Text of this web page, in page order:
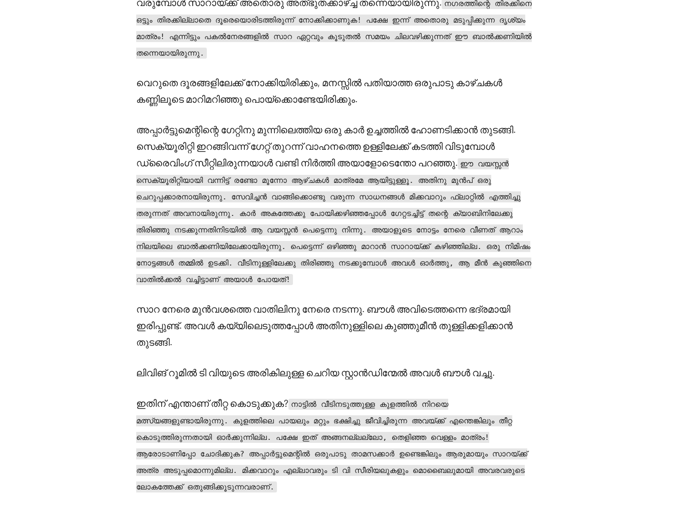
നഗരത്തിന്റെ തിരക്കിനെ
ഒട്ടും തിരക്കില്ലാതെ ദൂരെയൊരിടത്തിരുന്ന് നോക്കിക്കാണുക! പക്ഷേ ഇന്ന് അതൊരു മടുപ്പിക്കുന്ന ദൃശ്യം
മാത്രം! എന്നിട്ടും പകൽനേരങ്ങളിൽ സാറ ഏറ്റവും കൂടുതൽ സമയം ചിലവഴിക്കുന്നത് ഈ ബാൽക്കണിയിൽ
തന്നെയായിരുന്നു.
വെറുതെ ദൂരങ്ങളിലേക്ക് നോക്കിയിരിക്കും, മനസ്സിൽ പതിയാത്ത ഒരുപാടു കാഴ്ചകൾ
കണ്ണിലൂടെ മാറിമറിഞ്ഞു പൊയ്ക്കൊണ്ടേയിരിക്കും.
അപ്പാർട്ടുമെന്റിന്റെ ഗേറ്റിനു മുന്നിലെത്തിയ ഒരു കാർ ഉച്ചത്തിൽ ഹോണടിക്കാൻ തുടങ്ങി.
സെക്യൂരിറ്റി ഇറങ്ങിവന്ന് ഗേറ്റ് തുറന്ന് വാഹനത്തെ ഉള്ളിലേക്ക് കടത്തി വിടുമ്പോൾ
ഡ്രൈവിംഗ് സീറ്റിലിരുന്നയാൾ വണ്ടി നിർത്തി അയാളോടെന്തോ പറഞ്ഞു. ഈ വയസ്സൻ
സെക്യൂരിറ്റിയായി വന്നിട്ട് രണ്ടോ മൂന്നോ ആഴ്ചകൾ മാത്രമേ ആയിട്ടുള്ളൂ. അതിനു മുൻപ് ഒരു
ചെറുപ്പക്കാരനായിരുന്നു. സേവിച്ചൻ വാങ്ങിക്കൊണ്ടു വരുന്ന സാധനങ്ങൾ മിക്കവാറും ഫ്ലാറ്റിൽ എത്തിച്ചു
തരുന്നത് അവനായിരുന്നു. കാർ അകത്തേക്കു പോയിക്കഴിഞ്ഞപ്പോൾ ഗേറ്റടച്ചിട്ട് തന്റെ ക്യാബിനിലേക്കു
തിരിഞ്ഞു നടക്കുന്നതിനിടയിൽ ആ വയസ്സൻ പെട്ടെന്നു നിന്നു. അയാളുടെ നോട്ടം നേരെ വീണത് ആറാം
നിലയിലെ ബാൽക്കണിയിലേക്കായിരുന്നു. പെട്ടെന്ന് ഒഴിഞ്ഞു മാറാൻ സാറായ്ക്ക് കഴിഞ്ഞില്ല. ഒരു നിമിഷം
നോട്ടങ്ങൾ തമ്മിൽ ഉടക്കി. വീടിനുള്ളിലേക്കു തിരിഞ്ഞു നടക്കുമ്പോൾ അവൾ ഓർത്തു, ആ മീൻ കുഞ്ഞിനെ
വാതിൽക്കൽ വച്ചിട്ടാണ് അയാൾ പോയത്!
സാറ നേരെ മുൻവശത്തെ വാതിലിനു നേരെ നടന്നു. ബൗൾ അവിടെത്തന്നെ ഭദ്രമായി
ഇരിപ്പുണ്ട്. അവൾ കയ്യിലെടുത്തപ്പോൾ അതിനുള്ളിലെ കുഞ്ഞുമീൻ തുള്ളിക്കളിക്കാൻ
തുടങ്ങി.
ലിവിങ് റൂമിൽ ടി വിയുടെ അരികിലുള്ള ചെറിയ സ്റ്റാൻഡിന്മേൽ അവൾ ബൗൾ വച്ചു.
ഇതിന് എന്താണ് തീറ്റ കൊടുക്കുക? നാട്ടിൽ വീടിനടുത്തുള്ള കുളത്തിൽ നിറയെ
മത്സ്യങ്ങളുണ്ടായിരുന്നു. കുളത്തിലെ പായലും മറ്റും ഭക്ഷിച്ചു ജീവിച്ചിരുന്ന അവയ്ക്ക് എന്തെങ്കിലും തീറ്റ
കൊടുത്തിരുന്നതായി ഓർക്കുന്നില്ല. പക്ഷേ ഇത് അങ്ങനല്ലല്ലോ, തെളിഞ്ഞ വെള്ളം മാത്രം!
ആരോടാണിപ്പോ ചോദിക്കുക? അപ്പാർട്ടുമെന്റിൽ ഒരുപാടു താമസക്കാർ ഉണ്ടെങ്കിലും ആരുമായും സാറയ്ക്ക്
അത്ര അടുപ്പമൊന്നുമില്ല. മിക്കവാറും എല്ലാവരും ടി വി സീരിയലുകളും മൊബൈലുമായി അവരവരുടെ
ലോകത്തേക്ക് ഒതുങ്ങിക്കൂടുന്നവരാണ്.